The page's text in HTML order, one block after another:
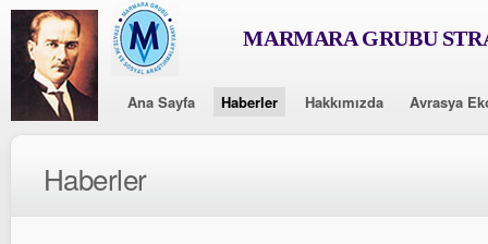
MARMARA GRUBU
Ana Sayfa Haberler Hakkımızda Avrasya
Haberler